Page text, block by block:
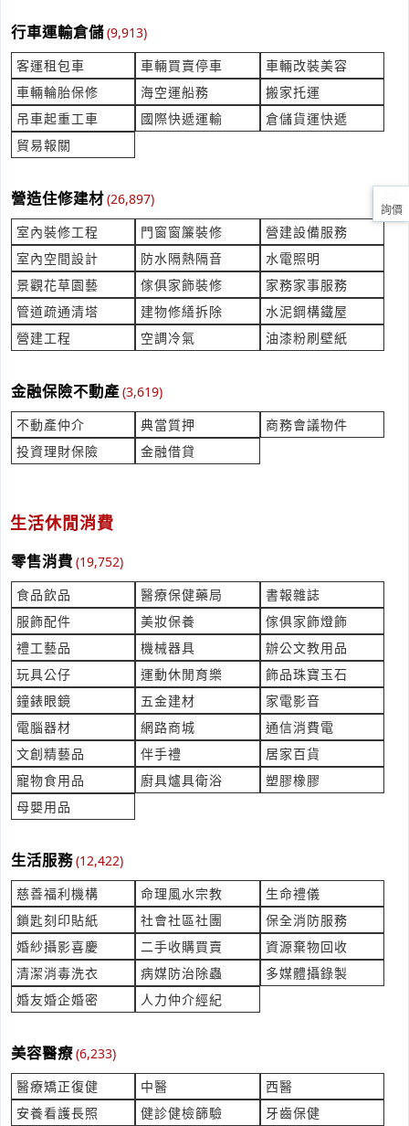
時間:08/07 11:13
***oducts0711@gmail.com
鈦2零件加工 軸類治具
產業:五金建材零售
來自:2OO5OO1O 詢價
時間:08/07 11:13
立即報價
***s.lin@montjade.com.tw
證件大頭照 想要寬*高像素不得少於450*600
產業:印刷印製
來自:吳OO 詢價
時間:08/07 11:08
***mon12inu@gmail.com
氫氟酸供料箱(供料桶55gal桶)
產業:測量檢測儀器製造代理
來自:章OO 詢價
***han.n96@msa.hinet.net
詢價 想要請問有沒有火鍋肉片
產業:食材農水產批發
***6528080@gmail.com
水利技師簽證案件詢問
產業:工程技師顧問
來自:奇OO業OO有OO司 詢價
時間:08/07 11:06
立即報價
***m_kuo@mail.chimei.com.tw
空運報關 詢價
產業:貿易報關
來自:帆OO統OO股OO限OOMOOKOOEOO 詢價
時間:08/07 11:01
立即報價
***lychan@micb2b.com
你好，想要詢問設備價格
產業:安全消防監控製造代理
***han48600@gmail.com
寄月餅到曼谷的價錢
產業:貿易報關
來自:曼OO維OO 詢價
時間:08/07 10:47
立即報價
***s0933272424@gmail.com
產業:國際快遞運輸
來自:武OO姐 詢價
時間:08/07 10:43
立即報價
***omi.muto@mitsubishicorp.com
行車運輸倉儲(9,913)
客運租包車
車輛買賣停車
車輛改裝美容
車輛輪胎保修
海空運船務
搬家托運
吊車起重工車
國際快遞運輸
倉儲貨運快遞
貿易報關
營造住修建材(26,897)
室內裝修工程
門窗窗簾裝修
營建設備服務
室內空間設計
防水隔熱隔音
水電照明
景觀花草園藝
傢俱家飾裝修
家務家事服務
管道疏通清塔
建物修繕拆除
水泥鋼構鐵屋
營建工程
空調冷氣 油漆粉刷壁紙
金融保險不動產(3,619)
不動產仲介
典當質押
商務會議物件
投資理財保險
金融借貸
生活休閒消費
零售消費 (19,752)
食品飲品
醫療保健藥局
書報雜誌
服飾配件
美妝保養
傢俱家飾燈飾
禮工藝品
機械器具
辦公文教用品
玩具公仔
運動休閒育樂
飾品珠寶玉石
鐘錶眼鏡
五金建材
家電影音
電腦器材
網路商城
通信消費電
文創精藝品
伴手禮
居家百貨
寵物食用品
廚具爐具衛浴
塑膠橡膠
母嬰用品
生活服務(12,422)
慈善福利機構
命理風水宗教
生命禮儀
鎖匙刻印貼紙
社會社區社團
保全消防服務
婚紗攝影喜慶
二手收購買賣
資源棄物回收
清潔消毒洗衣
病媒防治除蟲
多媒體攝錄製
婚友婚企婚密
人力仲介經紀
美容醫療(6,233)
醫療矯正復健
中醫
西醫
安養看護長照
健診健檢篩驗 牙齒保健
詢價